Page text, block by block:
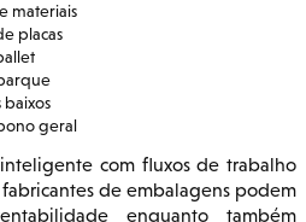
materiais
placas
baixos
geral
com fluxos de trabalho
de embalagens podem
enquanto também